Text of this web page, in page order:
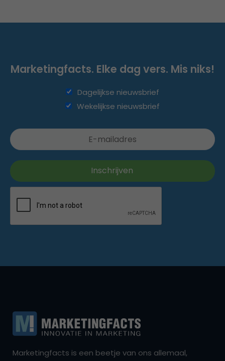
Marketingfacts. Elke dag vers. Mis niks!
Dagelijkse nieuwsbrief
Wekelijkse nieuwsbrief
Marketingfacts is een beetje van ons allemaal,